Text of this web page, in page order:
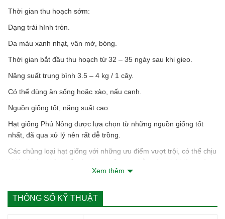
Thời gian thu hoạch sớm:
Dạng trái hình tròn.
Da màu xanh nhạt, vân mờ, bóng.
Thời gian bắt đầu thu hoạch từ 32 – 35 ngày sau khi gieo.
Năng suất trung bình 3.5 – 4 kg / 1 cây.
Có thể dùng ăn sống hoặc xào, nấu canh.
Nguồn giống tốt, năng suất cao:
Hạt giống Phú Nông được lựa chọn từ những nguồn giống tốt
nhất, đã qua xử lý nên rất dễ trồng.
Các chủng loại hạt giống với những ưu điểm vượt trội, có thể chịu
nhiệt, kháng bệnh tốt và năng suất cao nhằm đem lại hiệu quả
kinh tế tốt nhất cho khách hàng.
Xem thêm
THÔNG SỐ KỸ THUẬT